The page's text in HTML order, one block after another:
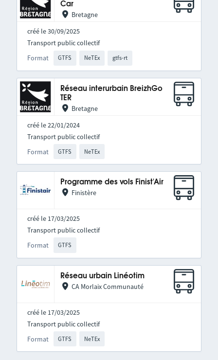
Car
Bretagne
créé le 30/09/2025
Format GTFS NeTEx gtfs-rt
Transport public collectif
Réseau interurbain BreizhGo
TER
Bretagne
créé le 22/01/2024
Format GTFS NeTEx
Transport public collectif
Programme des vols Finist'Air
Finistère
créé le 17/03/2025
Format GTFS
Transport public collectif
Réseau urbain Linéotim
CA Morlaix Communauté
créé le 17/03/2025
Format GTFS NeTEx
Transport public collectif